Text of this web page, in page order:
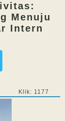
Menuju
Intern
Klik: 1177